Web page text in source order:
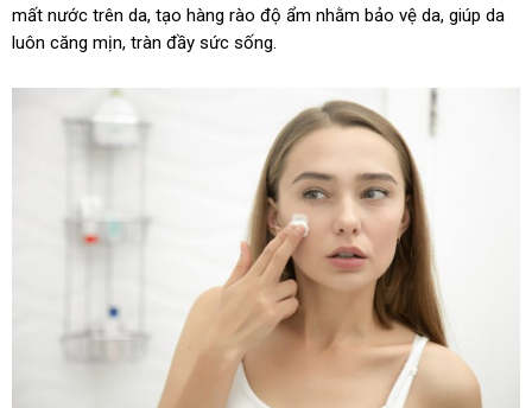
mất nước trên da, tạo hàng rào độ ẩm nhằm bảo vệ da, giúp da
luôn căng mịn, tràn đầy sức sống.